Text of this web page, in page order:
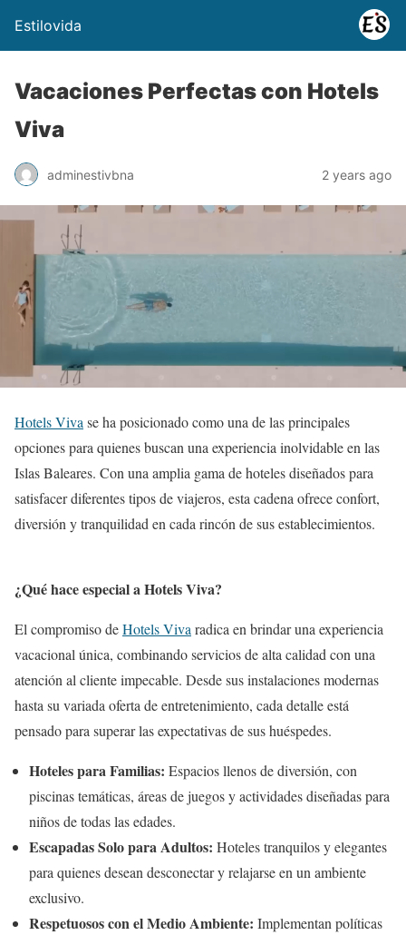
Estilovida
Vacaciones Perfectas con Hotels
Viva
adminestivbna 2 years ago
Hotels Vivase ha posicionado como una de las principales
opciones para quienes buscan una experiencia inolvidable en las
Islas Baleares. Con una amplia gama de hoteles diseñados para
satisfacer diferentes tipos de viajeros, esta cadena ofrece confort,
diversión y tranquilidad en cada rincón de sus establecimientos.
¿Qué hace especial a Hotels Viva?
El compromiso deHotels Vivaradica en brindar una experiencia
vacacional única, combinando servicios de alta calidad con una
atención al cliente impecable. Desde sus instalaciones modernas
hasta su variada oferta de entretenimiento, cada detalle está
pensado para superar las expectativas de sus huéspedes.
Hoteles para Familias: Espacios llenos de diversión, con
piscinas temáticas, áreas de juegos y actividades diseñadas para
niños de todas las edades.
Escapadas Solo para Adultos: Hoteles tranquilos y elegantes
para quienes desean desconectar y relajarse en un ambiente
exclusivo.
Respetuosos con el Medio Ambiente: Implementan políticas